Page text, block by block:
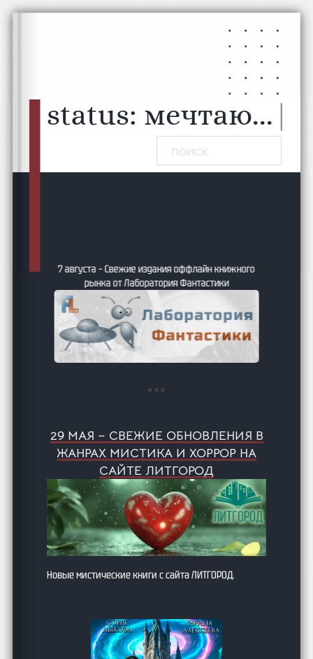
Перейти к основному содержанию
Перейти к нижнему колонтитулу
status: мечтаю... |
Поиск
7 августа – Свежие издания оффлайн книжного
рынка от Лаборатория Фантастики
29 МАЯ – СВЕЖИЕ ОБНОВЛЕНИЯ В
ЖАНРАХ МИСТИКА И ХОРРОР НА
САЙТЕ ЛИТГОРОД
Новые мистические книги с сайта ЛИТГОРОД.